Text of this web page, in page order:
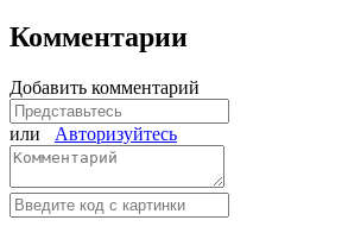
Комментарии
Добавить комментарий
или Авторизуйтесь